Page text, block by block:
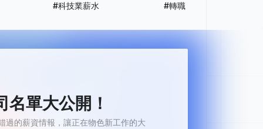
#科技業薪水 #轉職
單大公開！
的薪資情報，讓正在物色新工作的大